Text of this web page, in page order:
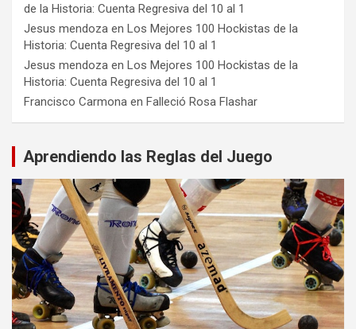
de la Historia: Cuenta Regresiva del 10 al 1
Jesus mendoza en Los Mejores 100 Hockistas de la
Historia: Cuenta Regresiva del 10 al 1
Jesus mendoza en Los Mejores 100 Hockistas de la
Historia: Cuenta Regresiva del 10 al 1
Francisco Carmona en Falleció Rosa Flashar
Aprendiendo las Reglas del Juego